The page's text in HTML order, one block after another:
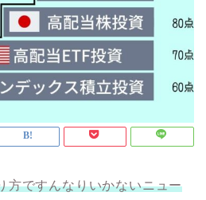
方ですんなりいかないニュー